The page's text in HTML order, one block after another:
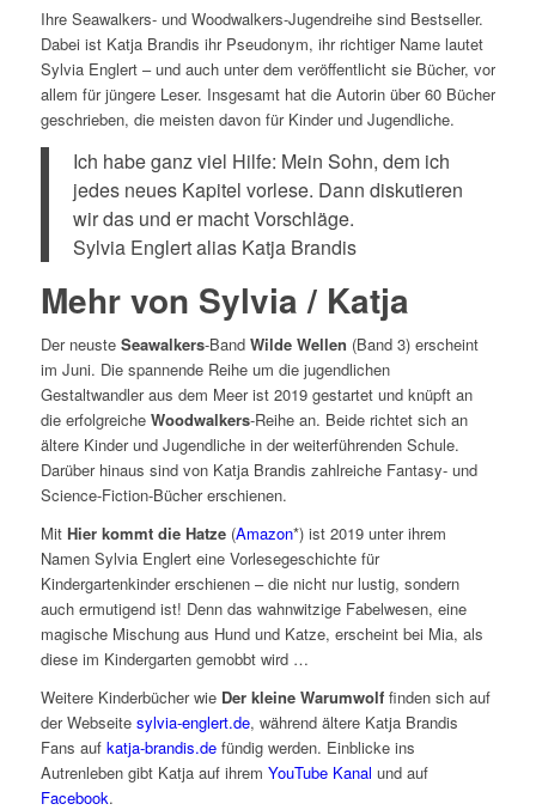
Ihre Seawalkers- und Woodwalkers-Jugendreihe sind Bestseller.
Dabei ist Katja Brandis ihr Pseudonym, ihr richtiger Name lautet
Sylvia Englert – und auch unter dem veröffentlicht sie Bücher, vor
allem für jüngere Leser. Insgesamt hat die Autorin über 60 Bücher
geschrieben, die meisten davon für Kinder und Jugendliche.
Ich habe ganz viel Hilfe: Mein Sohn, dem ich
jedes neues Kapitel vorlese. Dann diskutieren
wir das und er macht Vorschläge.
Sylvia Englert alias Katja Brandis
Mehr von Sylvia / Katja
Der neuste Seawalkers-Band Wilde Wellen (Band 3) erscheint
im Juni. Die spannende Reihe um die jugendlichen
Gestaltwandler aus dem Meer ist 2019 gestartet und knüpft an
die erfolgreiche Woodwalkers-Reihe an. Beide richtet sich an
ältere Kinder und Jugendliche in der weiterführenden Schule.
Darüber hinaus sind von Katja Brandis zahlreiche Fantasy- und
Science-Fiction-Bücher erschienen.
Mit Hier kommt die Hatze (Amazon*) ist 2019 unter ihrem
Namen Sylvia Englert eine Vorlesegeschichte für
Kindergartenkinder erschienen – die nicht nur lustig, sondern
auch ermutigend ist! Denn das wahnwitzige Fabelwesen, eine
magische Mischung aus Hund und Katze, erscheint bei Mia, als
diese im Kindergarten gemobbt wird …
Weitere Kinderbücher wie Der kleine Warumwolffinden sich auf
der Webseite sylvia-englert.de, während ältere Katja Brandis
Fans auf katja-brandis.defündig werden. Einblicke ins
Autrenleben gibt Katja auf ihrem YouTube Kanal und auf
Facebook.